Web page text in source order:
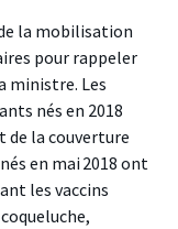
la mobilisation
pour rappeler
ministre. Les
nés en 2018
la couverture
en mai 2018 ont
les vaccins